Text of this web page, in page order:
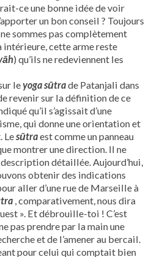
ce une bonne idée de voir
un bon conseil ? Toujours
sommes pas complètement
intérieure, cette arme reste
) qu’ils ne redeviennent les
leyoga sūtrade Patanjali dans
revenir sur la définition de ce
qu’il s’agissait d’une
qui donne une orientation et
Le sūtraest comme un panneau
montrer une direction. Il ne
description détaillée. Aujourd’hui,
obtenir des indications
aller d’une rue de Marseille à
, comparativement, nous dira
». Et débrouille-toi ! C’est
pas prendre par la main une
et de l’amener au bercail.
pour celui qui comptait bien